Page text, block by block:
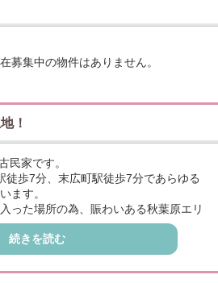
募集中の物件はありません。
！
民家です。
徒歩7分、末広町駅徒歩7分であらゆる
ます。
った場所の為、賑わいある秋葉原エリ
あります。
、商業施設が近隣に多数点在しており
続きを読む